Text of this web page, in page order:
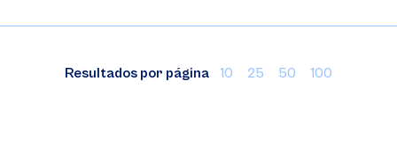
Resultados por página 10 25 50 100